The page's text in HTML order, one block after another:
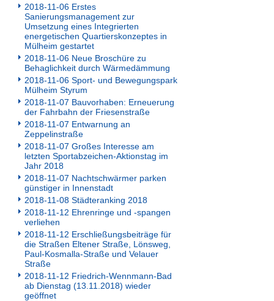
2018-11-06 Erstes
Sanierungsmanagement zur
Umsetzung eines Integrierten
energetischen Quartierskonzeptes in
Mülheim gestartet
2018-11-06 Neue Broschüre zu
Behaglichkeit durch Wärmedämmung
2018-11-06 Sport- und Bewegungspark
Mülheim Styrum
2018-11-07 Bauvorhaben: Erneuerung
der Fahrbahn der Friesenstraße
2018-11-07 Entwarnung an
Zeppelinstraße
2018-11-07 Großes Interesse am
letzten Sportabzeichen-Aktionstag im
Jahr 2018
2018-11-07 Nachtschwärmer parken
günstiger in Innenstadt
2018-11-08 Städteranking 2018
2018-11-12 Ehrenringe und -spangen
verliehen
2018-11-12 Erschließungsbeiträge für
die Straßen Eltener Straße, Lönsweg,
Paul-Kosmalla-Straße und Velauer
Straße
2018-11-12 Friedrich-Wennmann-Bad
ab Dienstag (13.11.2018) wieder
geöffnet